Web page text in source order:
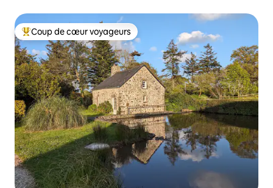
Coup de cœur voyageurs parmi les plus aimés
Coup de cœur voyageurs